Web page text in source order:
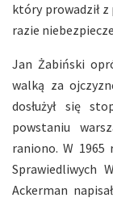
który prowadził
razie
Jan Żabiński
walką za
dosłużył się
powstaniu
raniono. W 1965
Sprawiedliwych
Ackerman